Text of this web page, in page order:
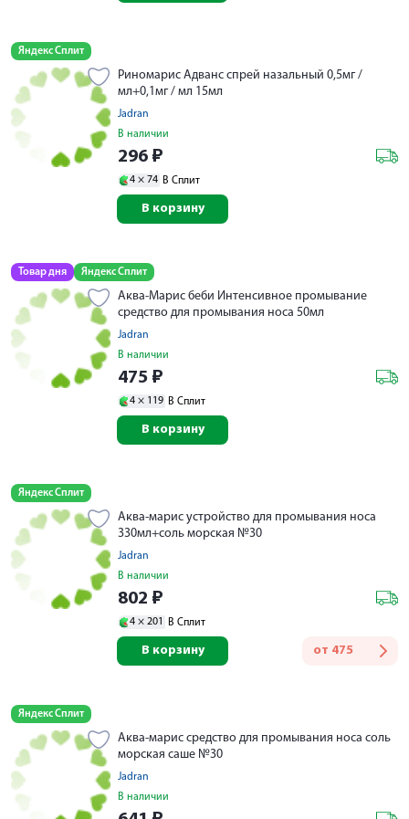
Яндекс Сплит
Риномарис Адванс спрей назальный 0,5мг /
мл+0,1мг / мл 15мл
Jadran
В наличии
296 ₽
4 × 74 В Сплит
В корзину
Товар дня Яндекс Сплит
Аква-Марис беби Интенсивное промывание
средство для промывания носа 50мл
Jadran
В наличии
475 ₽
4 × 119 В Сплит
В корзину
Яндекс Сплит
Аква-марис устройство для промывания носа
330мл+соль морская №30
Jadran
В наличии
802 ₽
4 × 201 В Сплит
от 475
В корзину
Яндекс Сплит
Аква-марис средство для промывания носа соль
морская саше №30
Jadran
В наличии